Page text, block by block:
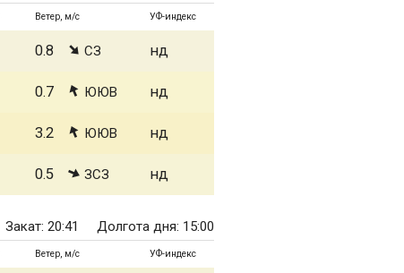
Ветер, м/с УФ-индекс
0.8 СЗ нд
0.7 ЮЮВ нд
3.2 ЮЮВ нд
0.5 ЗСЗ нд
Закат: 20:41 Долгота дня: 15:00
Ветер, м/с УФ-индекс